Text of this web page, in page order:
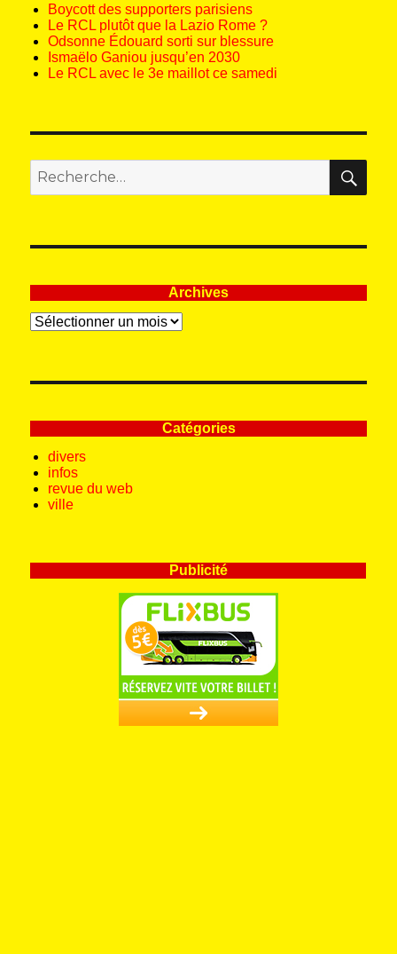
Boycott des supporters parisiens
Le RCL plutôt que la Lazio Rome ?
Odsonne Édouard sorti sur blessure
Ismaëlo Ganiou jusqu’en 2030
Le RCL avec le 3e maillot ce samedi
pour
:
Archives
Archives
Catégories
divers
infos
revue du web
ville